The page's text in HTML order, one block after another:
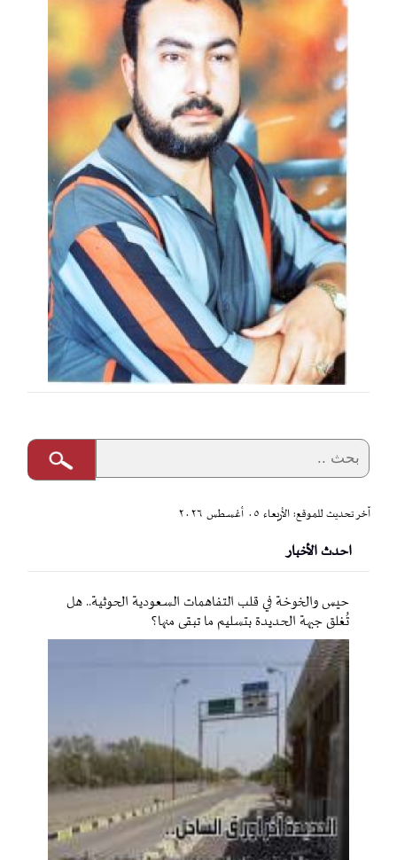
آخر تحديث للموقع: الأربعاء ٠٥ أغسطس ٢٠٢٦
احدث الأخبار
حيس والخوخة في قلب التفاهمات السعودية الحوثية.. هل
تُغلق جبهة الحديدة بتسليم ما تبقى منها؟